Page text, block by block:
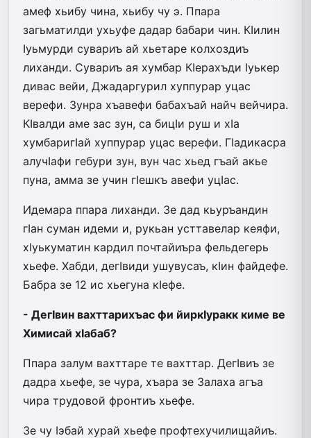
амеф хьибу чина, хьибу чу э. Ппара
загьматилди ухьуфе дадар бабари чин. КIилин
Iуьмурди сувариъ ай хьетаре колхоздиъ
лиханди. Сувариъ ая хумбар КIерахъди Iуькер
дивас вейи, Джадаргурил хуппурар уцас
верефи. Зунра хъавефи бабахъай найч вейчира.
КIвалди аме зас зун, са бицIи руш и хIа
хумбаригIай хуппурар уцас верефи. ГIадикасра
алучIафи гебури зун, вун час хьед гъай акье
пуна, амма зе учин гIешкъ авефи уцIас.
Идемара ппара лиханди. Зе дад кьуръандин
гIан суман идеми и, рукьан усттавелар кеяфи,
хIуькуматин кардил почтайиъра фельдегерь
хьефе. Хабди, дегIвиди ушувусаъ, кIин файдефе.
Бабра зе 12 ис хьегуна кIефе.
- ДегIвин вахттарихъас фи йиркIуракк киме ве
Химисай хIабаб?
Ппара залум вахттаре те вахттар. ДегIвиъ зе
дадра хьефе, зе чура, хъара зе Залаха агъа
чира трудовой фронтиъ хьефе.
Зе чу Iэбай хурай хьефе профтехучилищайиъ.